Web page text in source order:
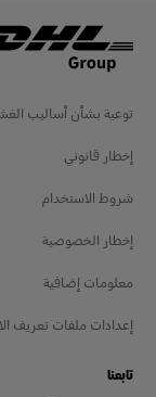
توعية بشأن أساليب
إخطار قانوني
شروط الاستخدام
إخطار الخصوصية
معلومات إضافية
إعدادات ملفات تعريف
تابعنا